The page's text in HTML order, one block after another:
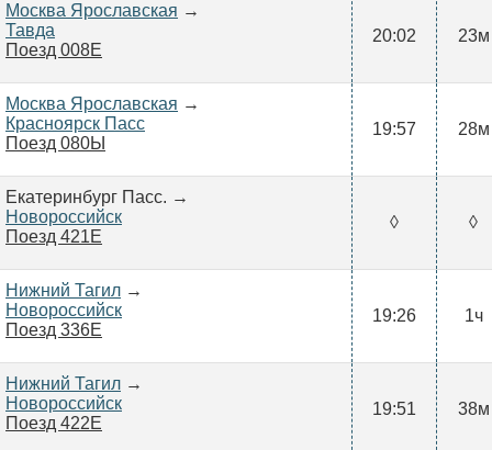
Москва Ярославская →
Тавда
Поезд 008Е
20:02 23м
Москва Ярославская →
Красноярск Пасс
Поезд 080Ы
19:57 28м
Екатеринбург Пасс. →
Новороссийск
Поезд 421Е
◊ ◊
Нижний Тагил →
Новороссийск
Поезд 336Е
19:26 1ч
Нижний Тагил →
Новороссийск
Поезд 422Е
19:51 38м